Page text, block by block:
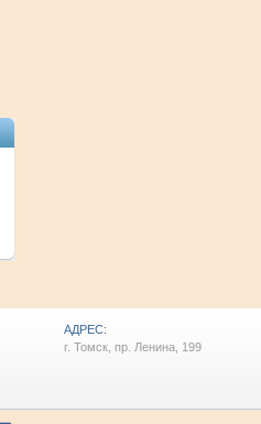
АДРЕС:
г. Томск, пр. Ленина, 199